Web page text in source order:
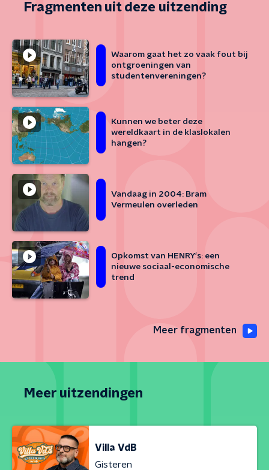
Fragmenten uit deze uitzending
Waarom gaat het zo vaak fout bij
ontgroeningen van
studentenvereningen?
Kunnen we beter deze
wereldkaart in de klaslokalen
hangen?
Vandaag in 2004: Bram
Vermeulen overleden
Opkomst van HENRY's: een
nieuwe sociaal-economische
trend
Meer fragmenten
Meer uitzendingen
Villa VdB
Gisteren